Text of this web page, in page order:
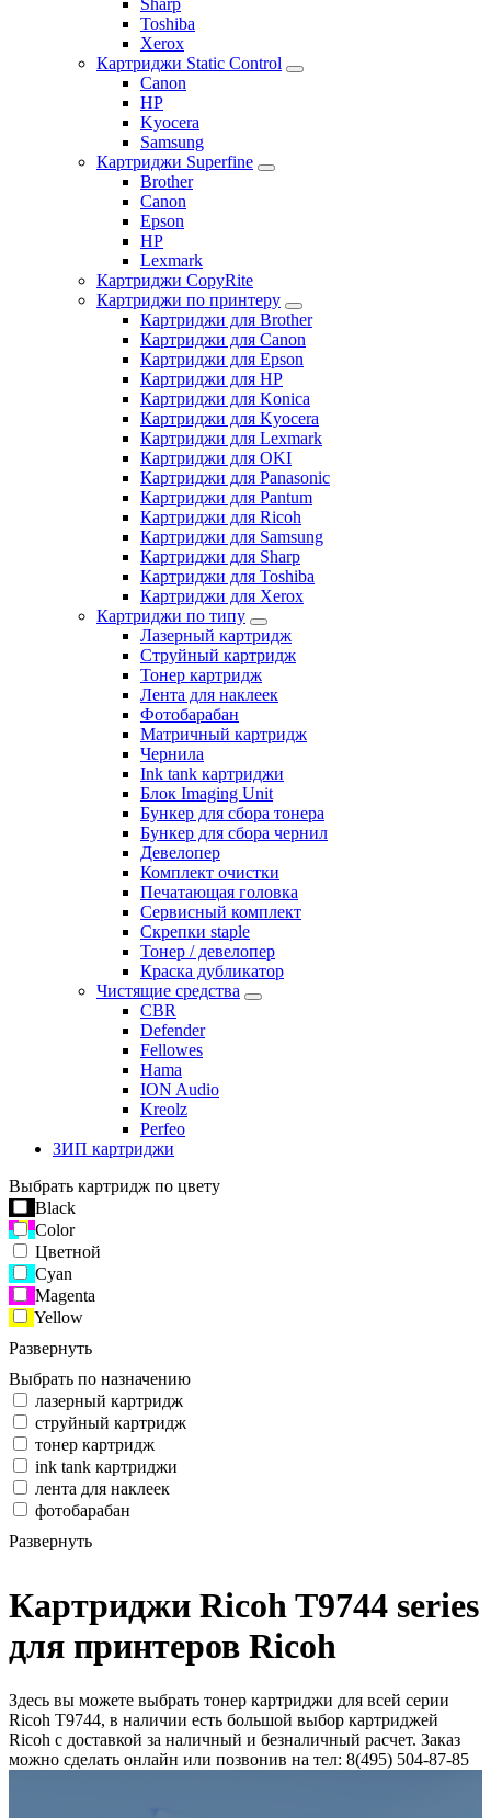
Sharp
Toshiba
Xerox
Картриджи Static Control
Canon
HP
Kyocera
Samsung
Картриджи Superfine
Brother
Canon
Epson
HP
Lexmark
Картриджи CopyRite
Картриджи по принтеру
Картриджи для Brother
Картриджи для Canon
Картриджи для Epson
Картриджи для HP
Картриджи для Konica
Картриджи для Kyocera
Картриджи для Lexmark
Картриджи для OKI
Картриджи для Panasonic
Картриджи для Pantum
Картриджи для Ricoh
Картриджи для Samsung
Картриджи для Sharp
Картриджи для Toshiba
Картриджи для Xerox
Картриджи по типу
Лазерный картридж
Струйный картридж
Тонер картридж
Лента для наклеек
Фотобарабан
Матричный картридж
Чернила
Ink tank картриджи
Блок Imaging Unit
Бункер для сбора тонера
Бункер для сбора чернил
Девелопер
Комплект очистки
Печатающая головка
Сервисный комплект
Скрепки staple
Тонер / девелопер
Краска дубликатор
Чистящие средства
CBR
Defender
Fellowes
Hama
ION Audio
Kreolz
Perfeo
ЗИП картриджи
Выбрать картридж по цвету
Black
Color
Цветной
Cyan
Magenta
Yellow
Развернуть
Выбрать по назначению
лазерный картридж
струйный картридж
тонер картридж
ink tank картриджи
лента для наклеек
фотобарабан
Развернуть
Картриджи Ricoh T9744 series
для принтеров Ricoh
Здесь вы можете выбрать тонер картриджи для всей серии
Ricoh T9744, в наличии есть большой выбор картриджей
Ricoh с доставкой за наличный и безналичный расчет. Заказ
можно сделать онлайн или позвонив на тел: 8(495) 504-87-85